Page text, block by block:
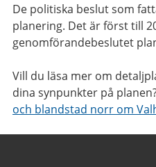
De politiska beslut som
planering. Det är först till
genomförandebeslutet
Vill du läsa mer om
dina synpunkter på
och blandstad norr om